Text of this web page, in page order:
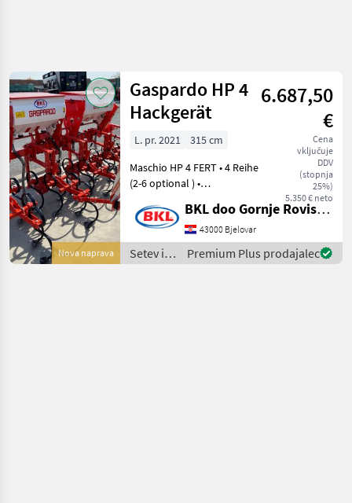
Nova naprava
Gaspardo HP 4
Hackgerät
6.687,50
€
Cena
vključuje
DDV
(stopnja
25%)
5.350 € neto
L. pr. 2021
315 cm
Maschio HP 4 FERT • 4 Reihe
(2-6 optional ) •
Parallelogrammführung •
mech. Klapprahmen
(Hydraulisch 1050€) • 2.5m
Transportbreiten • 2X160l
BKL doo Gornje Rovisce Kroatien
43000 Bjelovar
Setev in
nega /
Premium Plus prodajalec